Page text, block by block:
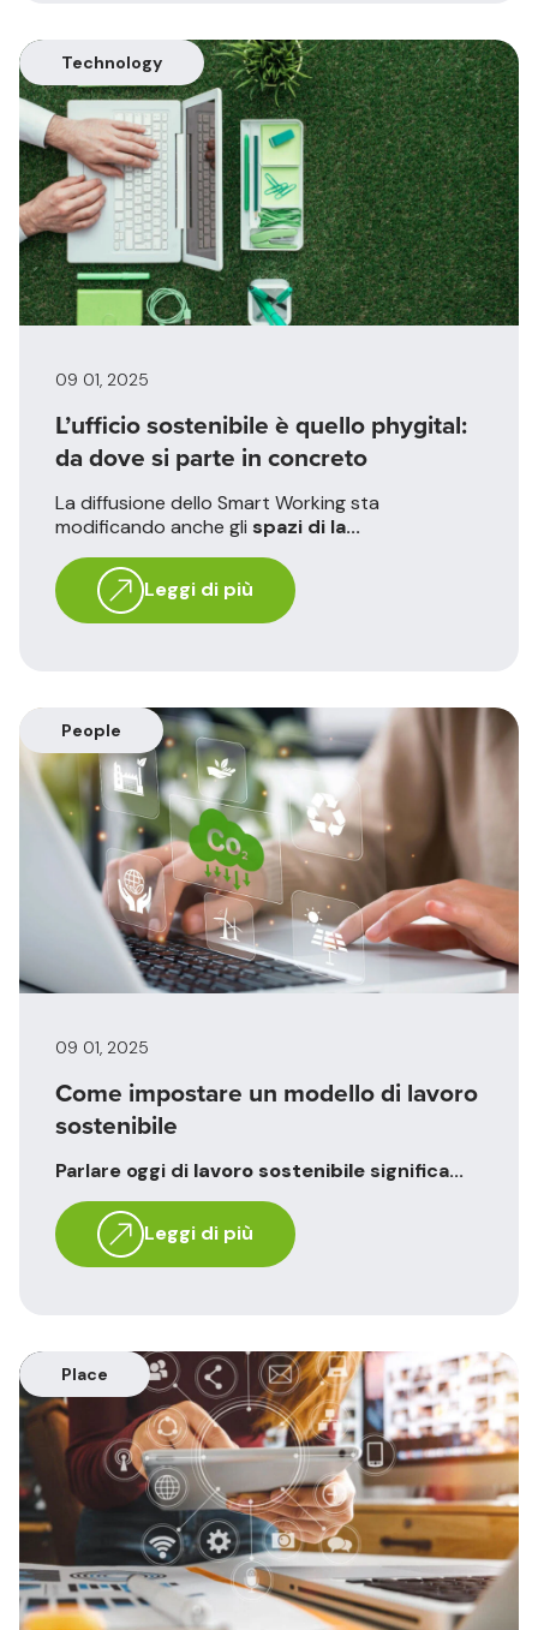
Technology
09 01, 2025
L’ufficio sostenibile è quello phygital:
da dove si parte in concreto
La diffusione dello Smart Working sta
modificando anche gli spazi di la...
Leggi di più
People
09 01, 2025
Come impostare un modello di lavoro
sostenibile
Parlare oggi di lavoro sostenibilesignifica...
Leggi di più
Place